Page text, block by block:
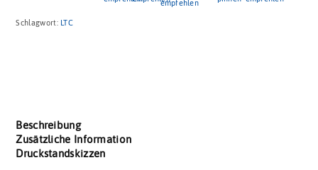
Schlagwort: LTC
Beschreibung
Zusätzliche Information
Druckstandskizzen